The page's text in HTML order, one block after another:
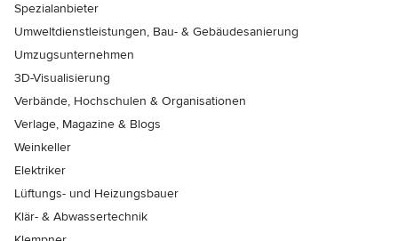
Spezialanbieter
Umweltdienstleistungen, Bau- & Gebäudesanierung
Umzugsunternehmen
3D-Visualisierung
Verbände, Hochschulen & Organisationen
Verlage, Magazine & Blogs
Weinkeller
Elektriker
Lüftungs- und Heizungsbauer
Klär- & Abwassertechnik